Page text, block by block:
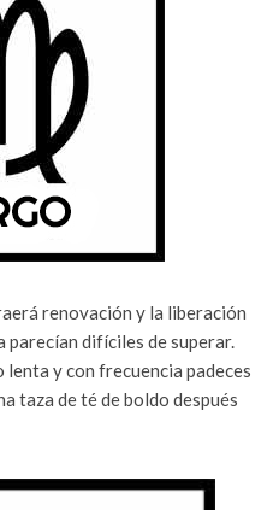
renovación y la liberación
parecían difíciles de superar.
y con frecuencia padeces
taza de té de boldo después